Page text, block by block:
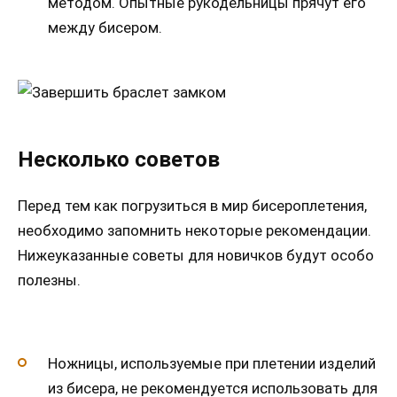
между бисером.
Несколько советов
Перед тем как погрузиться в мир бисероплетения,
необходимо запомнить некоторые рекомендации.
Нижеуказанные советы для новичков будут особо
полезны.
Ножницы, используемые при плетении изделий
из бисера, не рекомендуется использовать для